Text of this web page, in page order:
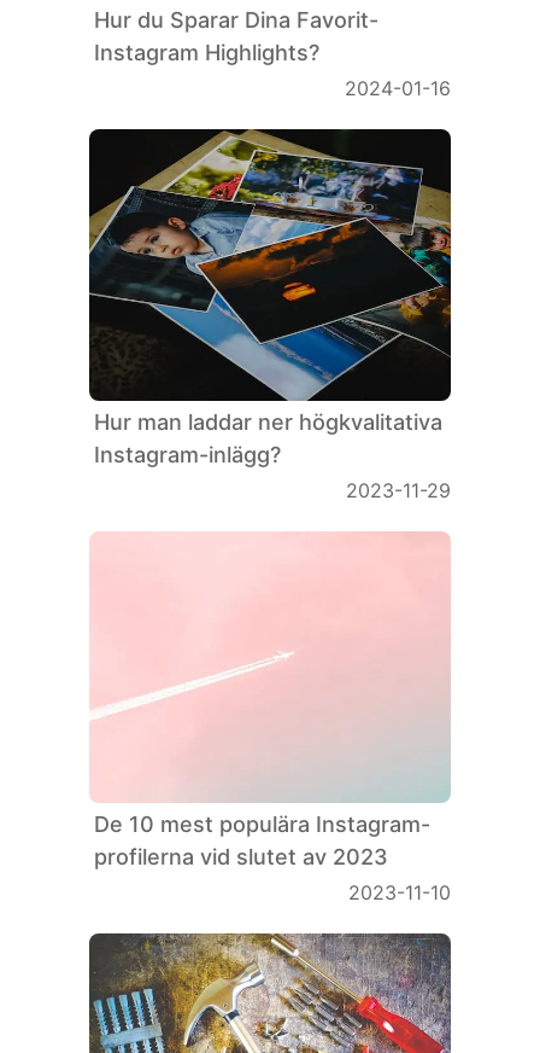
Hur du Sparar Dina Favorit-
Instagram Highlights?
2024-01-16
Hur man laddar ner högkvalitativa
Instagram-inlägg?
2023-11-29
De 10 mest populära Instagram-
profilerna vid slutet av 2023
2023-11-10